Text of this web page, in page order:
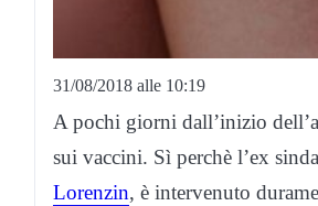
31/08/2018 alle 10:19
A pochi giorni dall’inizio
sui vaccini. Sì perchè l’ex
Lorenzin, è intervenuto